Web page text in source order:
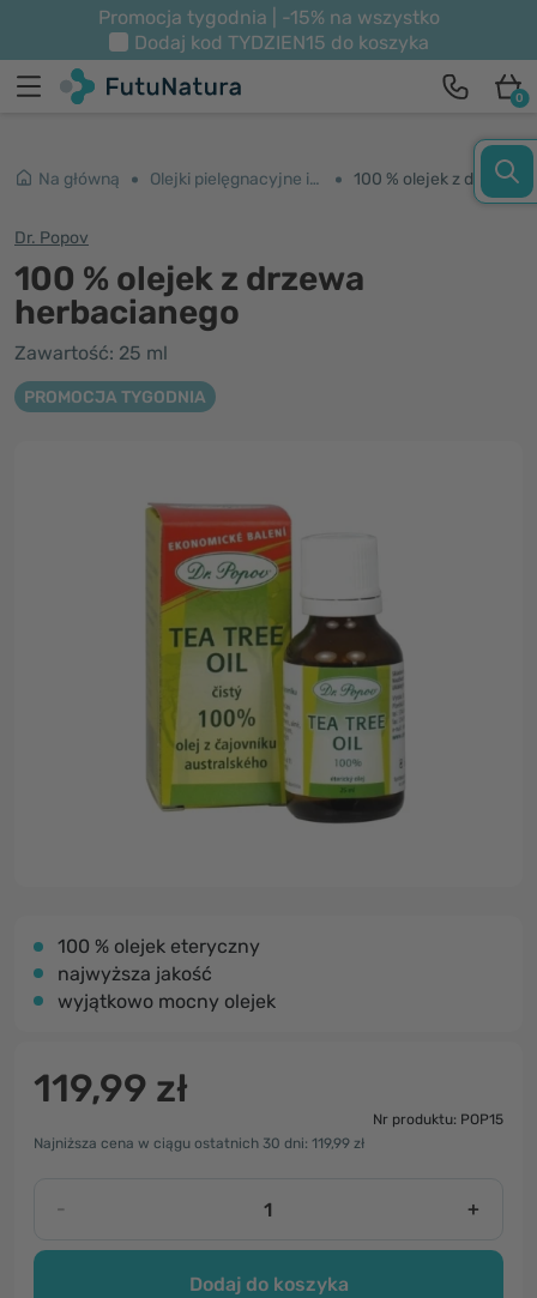
Promocja tygodnia | -15% na wszystko
Dodaj kod TYDZIEN15 do koszyka
0
Na główną Olejki pielęgnacyjne i do masażu 100 % olejek z drzewa herbacianego
Dr. Popov
100 % olejek z drzewa
herbacianego
Zawartość: 25 ml
PROMOCJA TYGODNIA
100 % olejek eteryczny
najwyższa jakość
wyjątkowo mocny olejek
119,99 zł
Nr produktu: POP15
Najniższa cena w ciągu ostatnich 30 dni: 119,99 zł
- +
Dodaj do koszyka